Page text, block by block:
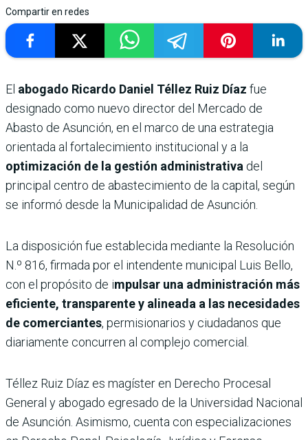
Compartir en redes
El abogado Ricardo Daniel Téllez Ruiz Díaz fue
designado como nuevo director del Mercado de
Abasto de Asunción, en el marco de una estrategia
orientada al fortalecimiento institucional y a la
optimización de la gestión administrativa del
principal centro de abastecimiento de la capital, según
se informó desde la Municipalidad de Asunción.
La disposición fue establecida mediante la Resolución
N.º 816, firmada por el intendente municipal Luis Bello,
con el propósito de impulsar una administración más
eficiente, transparente y alineada a las necesidades
de comerciantes, permisionarios y ciudadanos que
diariamente concurren al complejo comercial.
Téllez Ruiz Díaz es magíster en Derecho Procesal
General y abogado egresado de la Universidad Nacional
de Asunción. Asimismo, cuenta con especializaciones